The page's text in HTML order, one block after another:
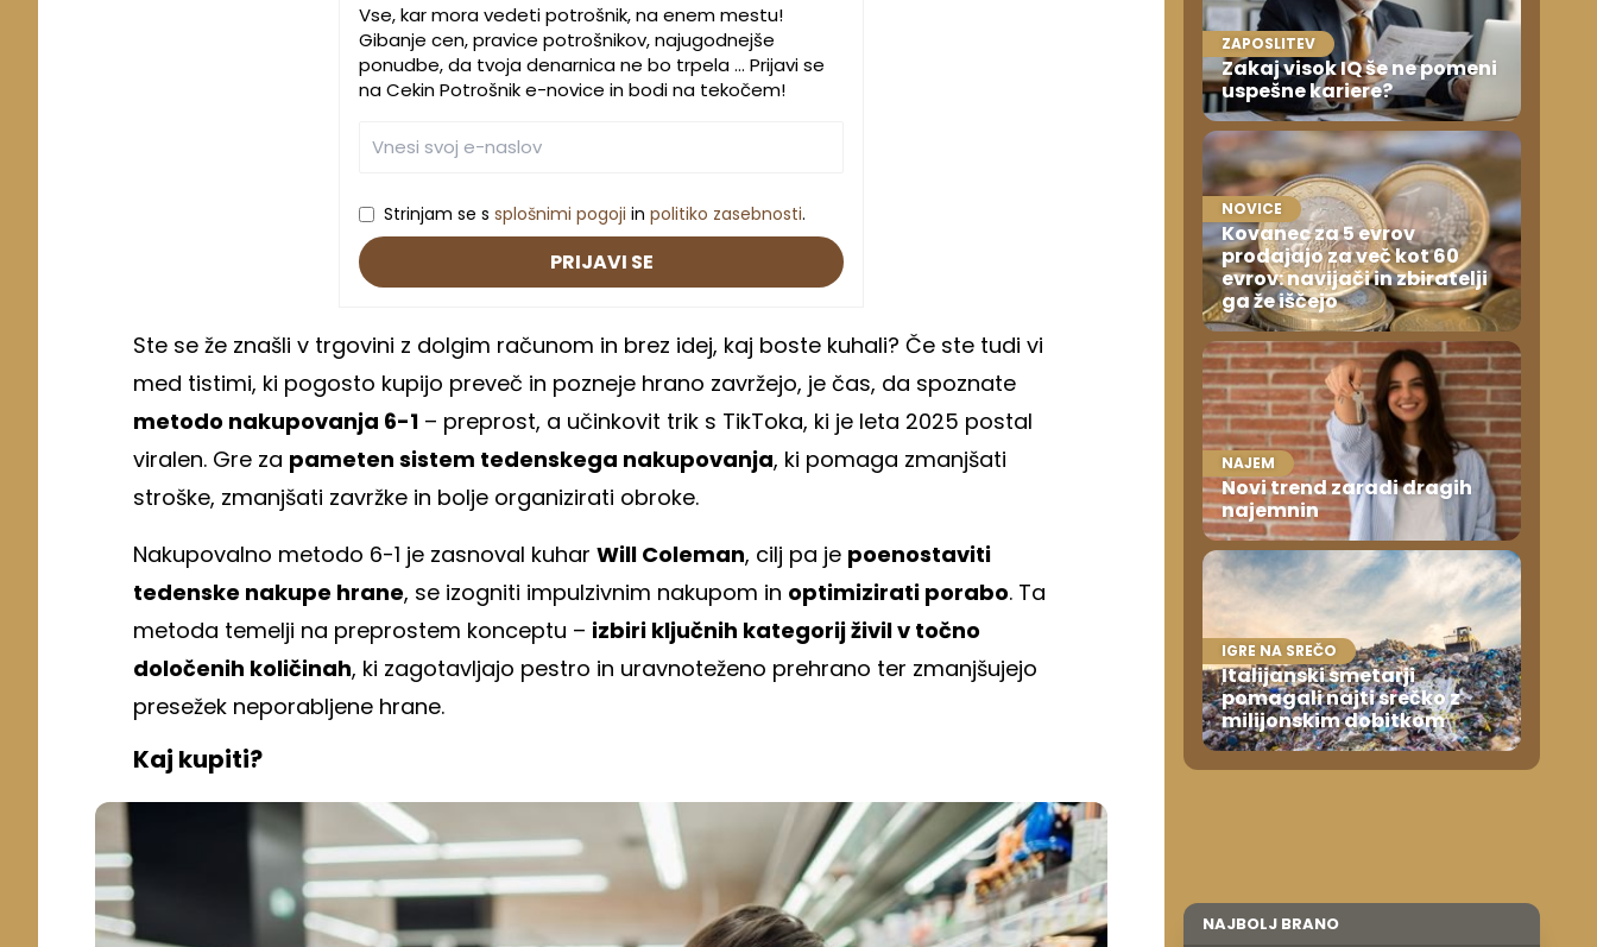
Vse, kar mora vedeti potrošnik, na enem mestu!
Gibanje cen, pravice potrošnikov, najugodnejše
ponudbe, da tvoja denarnica ne bo trpela … Prijavi se
na Cekin Potrošnik e-novice in bodi na tekočem!
Strinjam se s splošnimi pogoji in politiko zasebnosti.
PRIJAVI SE
Ste se že znašli v trgovini z dolgim računom in brez idej, kaj boste kuhali? Če ste tudi vi
med tistimi, ki pogosto kupijo preveč in pozneje hrano zavržejo, je čas, da spoznate
metodo nakupovanja 6-1 – preprost, a učinkovit trik s TikToka, ki je leta 2025 postal
viralen. Gre za pameten sistem tedenskega nakupovanja, ki pomaga zmanjšati
stroške, zmanjšati zavržke in bolje organizirati obroke.
Nakupovalno metodo 6-1 je zasnoval kuhar Will Coleman, cilj pa je poenostaviti
tedenske nakupe hrane, se izogniti impulzivnim nakupom in optimizirati porabo. Ta
metoda temelji na preprostem konceptu – izbiri ključnih kategorij živil v točno
določenih količinah, ki zagotavljajo pestro in uravnoteženo prehrano ter zmanjšujejo
presežek neporabljene hrane.
Kaj kupiti?
ZAPOSLITEV
Zakaj visok IQ še ne pomeni
uspešne kariere?
NOVICE
Kovanec za 5 evrov
prodajajo za več kot 60
evrov: navijači in zbiratelji
ga že iščejo
NAJEM
Novi trend zaradi dragih
najemnin
IGRE NA SREČO
Italijanski smetarji
pomagali najti srečko z
milijonskim dobitkom
NAJBOLJ BRANO